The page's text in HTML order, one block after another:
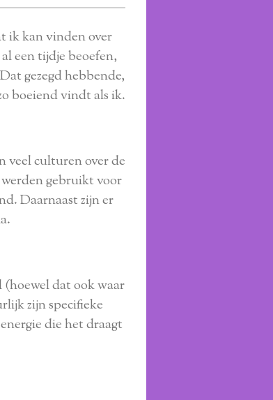
ik kan vinden over
een tijdje beoefen,
gezegd hebbende,
boeiend vindt als ik.
veel culturen over de
gebruikt voor
Daarnaast zijn er
dat ook waar
zijn specifieke
die het draagt